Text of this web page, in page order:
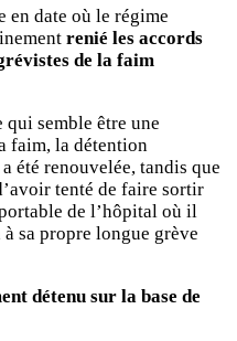
en date où le régime
renié les accords
de la faim
qui semble être une
faim, la détention
a été renouvelée, tandis que
tenté de faire sortir
de l’hôpital où il
sa propre longue grève
détenu sur la base de